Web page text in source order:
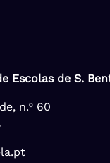
Escolas de S.
n.º 60